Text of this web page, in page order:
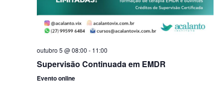
outubro 5 @ 08:00 - 11:00
Supervisão Continuada em EMDR
Evento online